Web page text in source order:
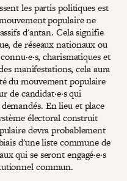
les partis politiques est
populaire ne
d'antan. Cela signifie
de réseaux nationaux ou
charismatiques et
manifestations, cela aura
du mouvement populaire
de candidat·e·s qui
En lieu et place
électoral construit
devra probablement
d'une liste commune de
qui se seront engagé·e·s
commun.